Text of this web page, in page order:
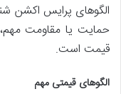
الگوهای پرایس
حمایت یا مقاومت
قیمت است.
الگوهای قیمتی مهم